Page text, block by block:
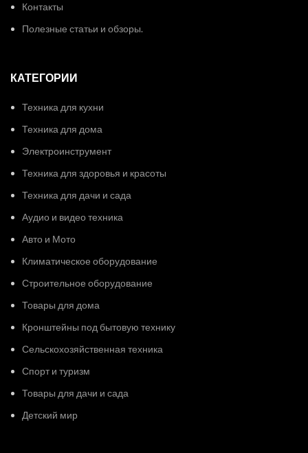
Контакты
Полезные статьи и обзоры.
КАТЕГОРИИ
Техника для кухни
Техника для дома
Электроинструмент
Техника для здоровья и красоты
Техника для дачи и сада
Аудио и видео техника
Авто и Мото
Климатическое оборудование
Строительное оборудование
Товары для дома
Кронштейны под бытовую технику
Сельскохозяйственная техника
Спорт и туризм
Товары для дачи и сада
Детский мир